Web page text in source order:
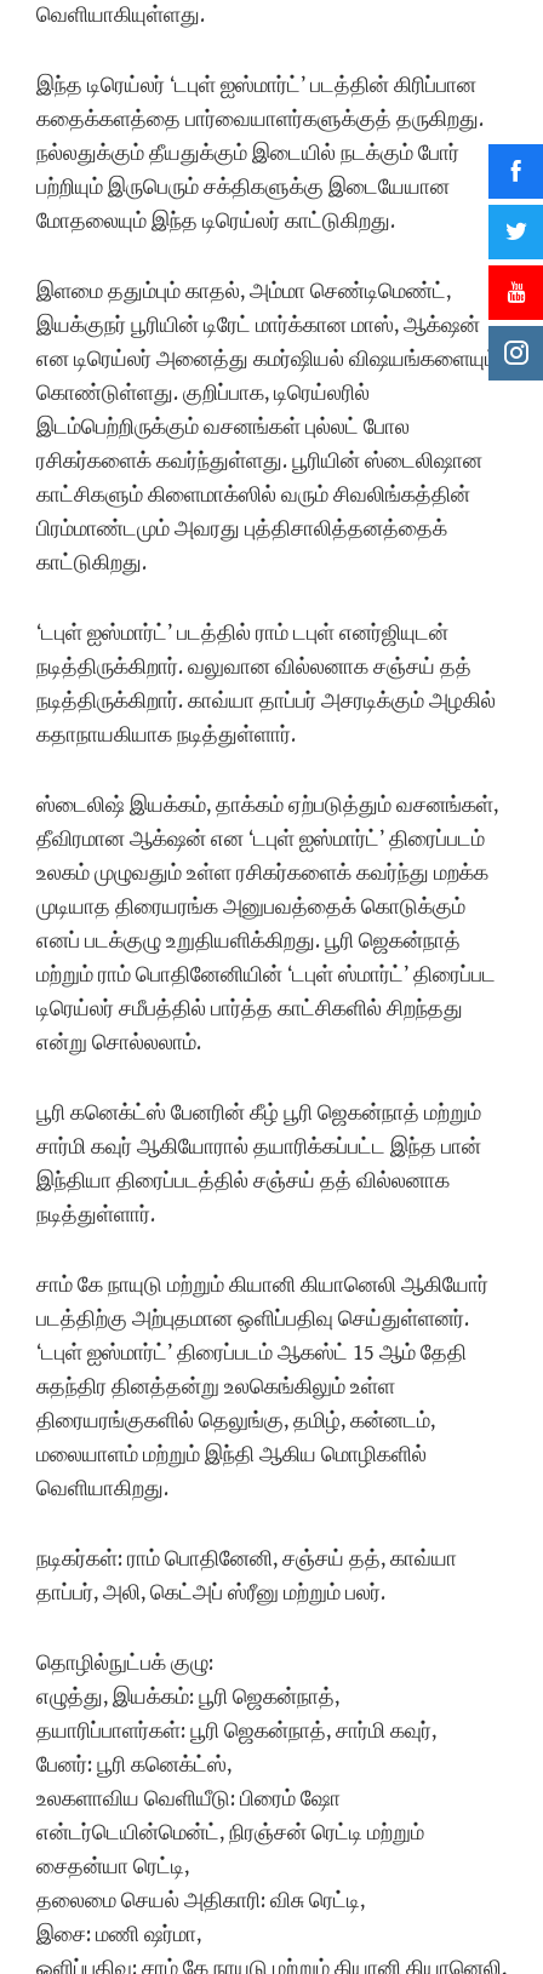
வெளியாகியுள்ளது.
இந்த டிரெய்லர் ‘டபுள் ஐஸ்மார்ட்’ படத்தின் கிரிப்பான
கதைக்களத்தை பார்வையாளர்களுக்குத் தருகிறது.
நல்லதுக்கும் தீயதுக்கும் இடையில் நடக்கும் போர்
பற்றியும் இருபெரும் சக்திகளுக்கு இடையேயான
மோதலையும் இந்த டிரெய்லர் காட்டுகிறது.
இளமை ததும்பும் காதல், அம்மா செண்டிமெண்ட்,
இயக்குநர் பூரியின் டிரேட் மார்க்கான மாஸ், ஆக்‌ஷன்
என டிரெய்லர் அனைத்து கமர்ஷியல் விஷயங்களையும்
கொண்டுள்ளது. குறிப்பாக, டிரெய்லரில்
இடம்பெற்றிருக்கும் வசனங்கள் புல்லட் போல
ரசிகர்களைக் கவர்ந்துள்ளது. பூரியின் ஸ்டைலிஷான
காட்சிகளும் கிளைமாக்ஸில் வரும் சிவலிங்கத்தின்
பிரம்மாண்டமும் அவரது புத்திசாலித்தனத்தைக்
காட்டுகிறது.
‘டபுள் ஐஸ்மார்ட்’ படத்தில் ராம் டபுள் எனர்ஜியுடன்
நடித்திருக்கிறார். வலுவான வில்லனாக சஞ்சய் தத்
நடித்திருக்கிறார். காவ்யா தாப்பர் அசரடிக்கும் அழகில்
கதாநாயகியாக நடித்துள்ளார்.
ஸ்டைலிஷ் இயக்கம், தாக்கம் ஏற்படுத்தும் வசனங்கள்,
தீவிரமான ஆக்‌ஷன் என ‘டபுள் ஐஸ்மார்ட்’ திரைப்படம்
உலகம் முழுவதும் உள்ள ரசிகர்களைக் கவர்ந்து மறக்க
முடியாத திரையரங்க அனுபவத்தைக் கொடுக்கும்
எனப் படக்குழு உறுதியளிக்கிறது. பூரி ஜெகன்நாத்
மற்றும் ராம் பொதினேனியின் ‘டபுள் ஸ்மார்ட்’ திரைப்பட
டிரெய்லர் சமீபத்தில் பார்த்த காட்சிகளில் சிறந்தது
என்று சொல்லலாம்.
பூரி கனெக்ட்ஸ் பேனரின் கீழ் பூரி ஜெகன்நாத் மற்றும்
சார்மி கவுர் ஆகியோரால் தயாரிக்கப்பட்ட இந்த பான்
இந்தியா திரைப்படத்தில் சஞ்சய் தத் வில்லனாக
நடித்துள்ளார்.
சாம் கே நாயுடு மற்றும் கியானி கியானெலி ஆகியோர்
படத்திற்கு அற்புதமான ஒளிப்பதிவு செய்துள்ளனர்.
‘டபுள் ஐஸ்மார்ட்’ திரைப்படம் ஆகஸ்ட் 15 ஆம் தேதி
சுதந்திர தினத்தன்று உலகெங்கிலும் உள்ள
திரையரங்குகளில் தெலுங்கு, தமிழ், கன்னடம்,
மலையாளம் மற்றும் இந்தி ஆகிய மொழிகளில்
வெளியாகிறது.
நடிகர்கள்: ராம் பொதினேனி, சஞ்சய் தத், காவ்யா
தாப்பர், அலி, கெட்அப் ஸ்ரீனு மற்றும் பலர்.
தொழில்நுட்பக் குழு:
எழுத்து, இயக்கம்: பூரி ஜெகன்நாத்,
தயாரிப்பாளர்கள்: பூரி ஜெகன்நாத், சார்மி கவுர்,
பேனர்: பூரி கனெக்ட்ஸ்,
உலகளாவிய வெளியீடு: பிரைம் ஷோ
என்டர்டெயின்மென்ட், நிரஞ்சன் ரெட்டி மற்றும்
சைதன்யா ரெட்டி,
தலைமை செயல் அதிகாரி: விசு ரெட்டி,
இசை: மணி ஷர்மா,
ஒளிப்பதிவு: சாம் கே நாயுடு மற்றும் கியானி கியானெலி,